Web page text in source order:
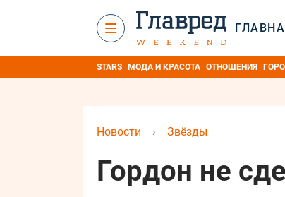
STARS МОДА И КРАСОТА ОТНОШЕНИЯ
Новости › Звёзды
Гордон не